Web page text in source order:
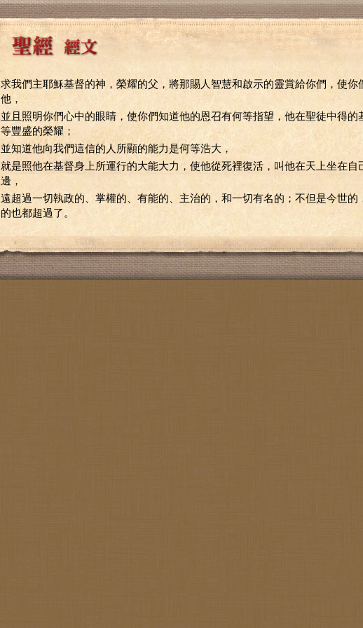
求我們主耶穌基督的神，榮耀的父，將那賜人智慧和啟示的靈賞給你們，使你
他，
並且照明你們心中的眼睛，使你們知道他的恩召有何等指望，他在聖徒中得的
等豐盛的榮耀；
並知道他向我們這信的人所顯的能力是何等浩大，
就是照他在基督身上所運行的大能大力，使他從死裡復活，叫他在天上坐在自
邊，
遠超過一切執政的、掌權的、有能的、主治的，和一切有名的；不但是今世的
的也都超過了。